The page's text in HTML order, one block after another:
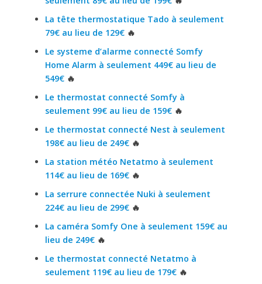
La tête thermostatique Tado à seulement
79€ au lieu de 129€ 🔥
Le systeme d’alarme connecté Somfy
Home Alarm à seulement 449€ au lieu de
549€ 🔥
Le thermostat connecté Somfy à
seulement 99€ au lieu de 159€ 🔥
Le thermostat connecté Nest à seulement
198€ au lieu de 249€ 🔥
La station météo Netatmo à seulement
114€ au lieu de 169€ 🔥
La serrure connectée Nuki à seulement
224€ au lieu de 299€ 🔥
La caméra Somfy One à seulement 159€ au
lieu de 249€ 🔥
Le thermostat connecté Netatmo à
seulement 119€ au lieu de 179€ 🔥